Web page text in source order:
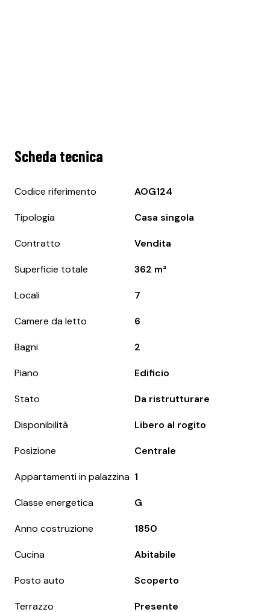
Scheda tecnica
Codice riferimento AOG124
Tipologia Casa singola
Contratto Vendita
Superficie totale 362 m²
Locali 7
Camere da letto 6
Bagni 2
Piano Edificio
Stato Da ristrutturare
Disponibilità Libero al rogito
Posizione Centrale
Appartamenti in palazzina 1
Classe energetica G
Anno costruzione 1850
Cucina Abitabile
Posto auto Scoperto
Terrazzo Presente